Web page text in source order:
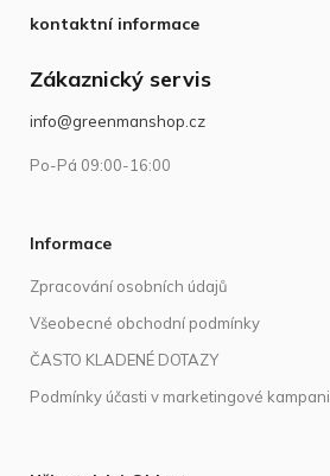
kontaktní informace
Zákaznický servis
info@greenmanshop.cz
Po-Pá 09:00-16:00
Informace
Zpracování osobních údajů
Všeobecné obchodní podmínky
ČASTO KLADENÉ DOTAZY
Podmínky účasti v marketingové kampani